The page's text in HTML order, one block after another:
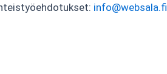
info@websala.fi